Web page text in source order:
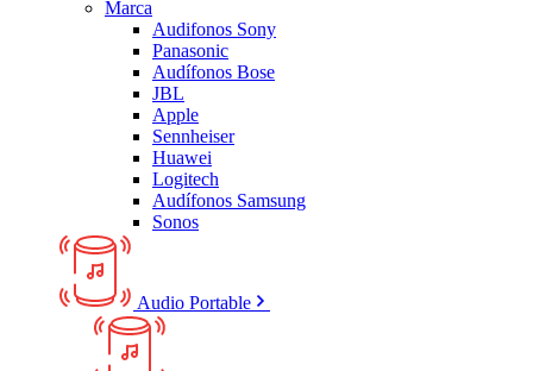
Marca
Audifonos Sony
Panasonic
Audífonos Bose
JBL
Apple
Sennheiser
Huawei
Logitech
Audífonos Samsung
Sonos
Audio Portable